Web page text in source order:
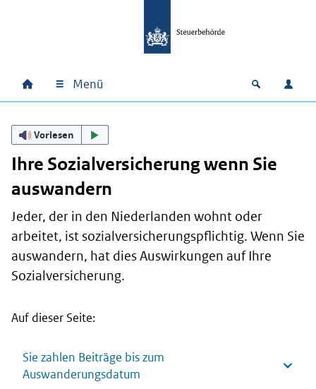
Hauptnavigation
Home Menü Open
Vorlesen
Ihre Sozialversicherung wenn Sie
auswandern
Jeder, der in den Niederlanden wohnt oder
arbeitet, ist sozialversicherungspflichtig. Wenn Sie
auswandern, hat dies Auswirkungen auf Ihre
Sozialversicherung.
Auf dieser Seite:
Sie zahlen Beiträge bis zum
Auswanderungsdatum